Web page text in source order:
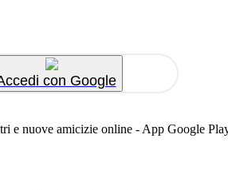
con Google
e nuove amicizie online - App Google